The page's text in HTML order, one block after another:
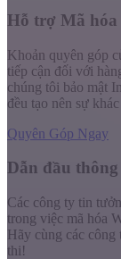
Hỗ trợ Mã
Khoản quyên góp
tiếp cận đối với
chúng tôi bảo mật
đều tạo nên sự
Quyên Góp Ngay
Dẫn đầu
Các công ty tin
trong việc mã hóa
Hãy cùng các
thi!